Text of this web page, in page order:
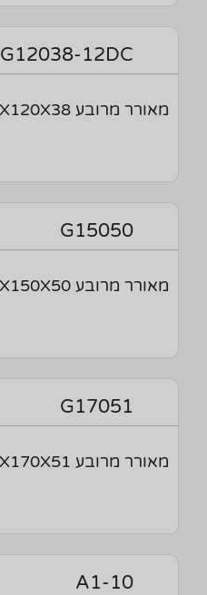
G12038-12DC
מאורר מרובע 12DC 120X120X38
G15050
מאורר מרובע 150X150X50
G17051
מאורר מרובע 170X170X51
A1-10